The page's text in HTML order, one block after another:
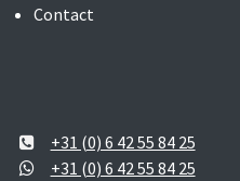
Contact
+31 (0) 6 42 55 84 25
+31 (0) 6 42 55 84 25